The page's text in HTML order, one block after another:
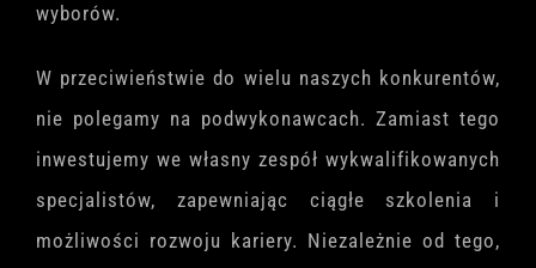
wyborów.
W przeciwieństwie do wielu naszych konkurentów,
nie polegamy na podwykonawcach. Zamiast tego
inwestujemy we własny zespół wykwalifikowanych
specjalistów, zapewniając ciągłe szkolenia i
możliwości rozwoju kariery. Niezależnie od tego,